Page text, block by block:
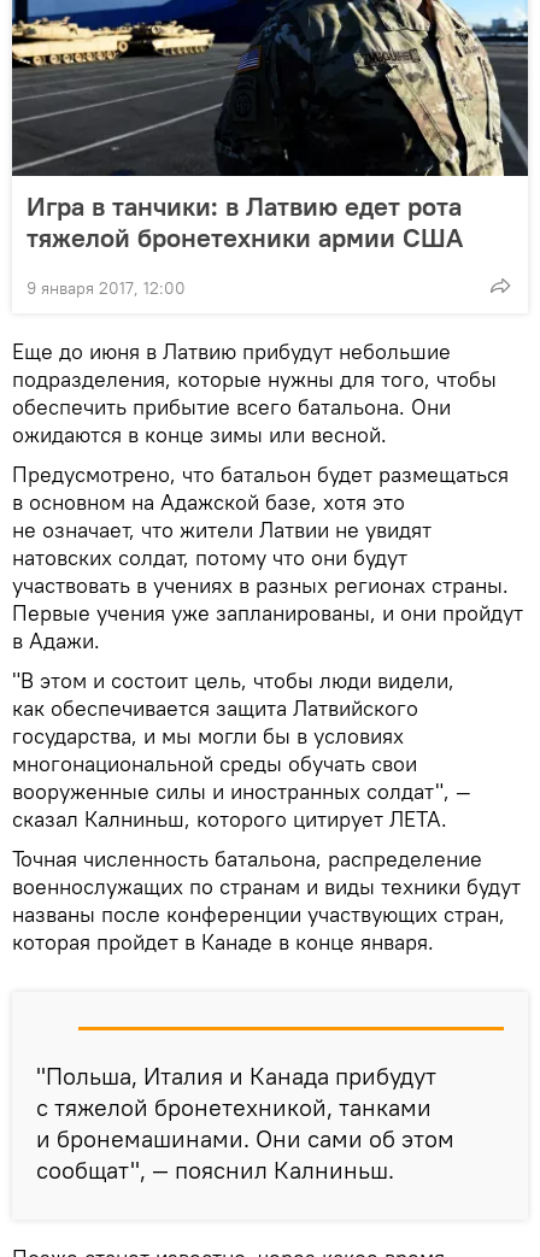
Игра в танчики: в Латвию едет рота
тяжелой бронетехники армии США
9 января 2017, 12:00
Еще до июня в Латвию прибудут небольшие
подразделения, которые нужны для того, чтобы
обеспечить прибытие всего батальона. Они
ожидаются в конце зимы или весной.
Предусмотрено, что батальон будет размещаться
в основном на Адажской базе, хотя это
не означает, что жители Латвии не увидят
натовских солдат, потому что они будут
участвовать в учениях в разных регионах страны.
Первые учения уже запланированы, и они пройдут
в Адажи.
"В этом и состоит цель, чтобы люди видели,
как обеспечивается защита Латвийского
государства, и мы могли бы в условиях
многонациональной среды обучать свои
вооруженные силы и иностранных солдат", —
сказал Калниньш, которого цитирует ЛЕТА.
Точная численность батальона, распределение
военнослужащих по странам и виды техники будут
названы после конференции участвующих стран,
которая пройдет в Канаде в конце января.
"Польша, Италия и Канада прибудут
с тяжелой бронетехникой, танками
и бронемашинами. Они сами об этом
сообщат", — пояснил Калниньш.